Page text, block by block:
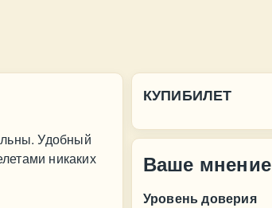
Удобный
никаких
КУПИБИЛЕТ
Ваше мнение
Уровень доверия